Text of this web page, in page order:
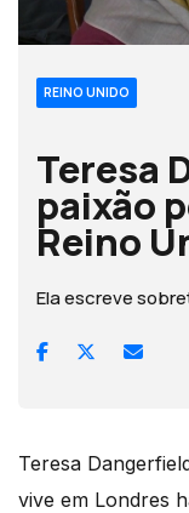
REINO UNIDO
Teresa
paixão
Reino
Ela escreve
Teresa
vive em Londres